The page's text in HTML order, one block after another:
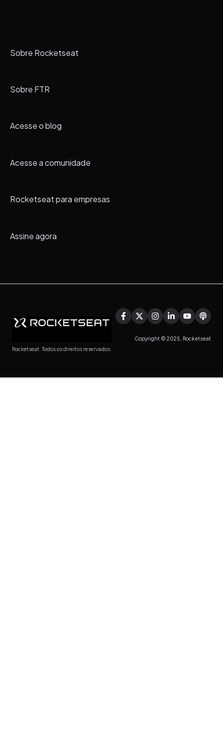
Sobre Rocketseat
Sobre FTR
Acesse o blog
Acesse a comunidade
Rocketseat para empresas
Assine agora
Rocketseat. Todos os direitos reservados.
Copyright © 2025, Rocketseat